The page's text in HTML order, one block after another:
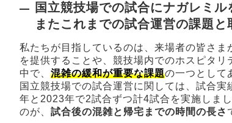
国立競技場での試合にナガレミ
またこれまでの試合運営の課題と
私たちが目指しているのは、来場者の皆さ
を提供することや、競技場内でのホスピタ
中で、 混雑の緩和が重要な課題の一つとして
国立競技場での試合運営に関しては、試合
年と2023年で2試合ずつ計4試合を実施しま
のが、 試合後の混雑と帰宅までの時間の長さ